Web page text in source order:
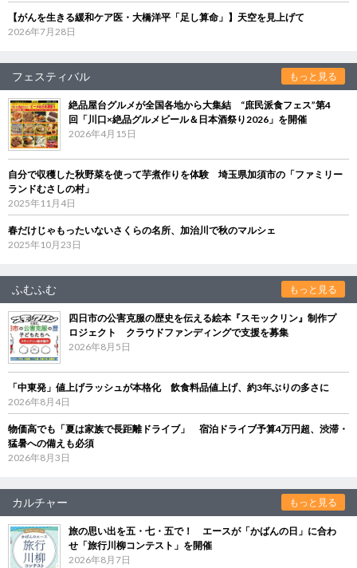
【がんを生きる緩和ケア医・大橋洋平「足し算命」】天空を見上げて
2026年7月28日
フェスティバル もっと見る
絶品屋台グルメが全国各地から大集結 “庶民派食フェス”第4
回「川口×絶品グルメビール＆日本酒祭り2026」を開催
2026年4月15日
自分で収穫した秋野菜を使って芋煮作りを体験 埼玉県加須市の「ファミリー
ランドむさしの村」
2025年11月4日
春だけじゃもったいないさくらの名所、加治川で秋のマルシェ
2025年10月23日
ふむふむ もっと見る
四日市の公害克服の歴史を伝える絵本『スモックリン』制作プ
ロジェクト クラウドファンディングで支援を募集
2026年8月5日
「中東発」値上げラッシュが本格化 飲食料品値上げ、約3年ぶりの多さに
2026年8月4日
物価高でも「夏は家族で長距離ドライブ」 宿泊ドライブ予算4万円超、渋滞・
猛暑への備えも必須
2026年8月3日
カルチャー もっと見る
旅の思い出を五・七・五で！ エースが「かばんの日」に合わ
せ「旅行川柳コンテスト」を開催
2026年8月7日